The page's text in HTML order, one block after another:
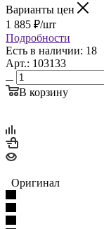
Варианты цен
1 885 ₽/шт
Подробности
Есть в наличии: 18
Арт.: 103133
В корзину
Оригинал